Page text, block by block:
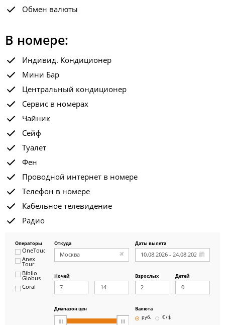
Обмен валюты
В номере:
Индивид. Кондиционер
Мини Бар
Центральный кондиционер
Сервис в номерах
Чайник
Сейф
Туалет
Фен
Проводной интернет в номере
Телефон в номере
Кабельное телевидение
Радио
Операторы
OneTouch&Travel
Anex
Tour
Biblio
Globus
Coral
Откуда Даты вылета
Ночей Взрослых Детей
Диапазон цен
Валюта
руб.
€ / $